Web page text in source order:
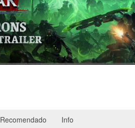
Recomendado Info